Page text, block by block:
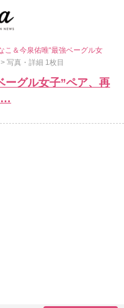
こ＆今泉佑唯“最強ベーグル女
> 写真・詳細 1枚目
ーグル女子”ペア、再
…